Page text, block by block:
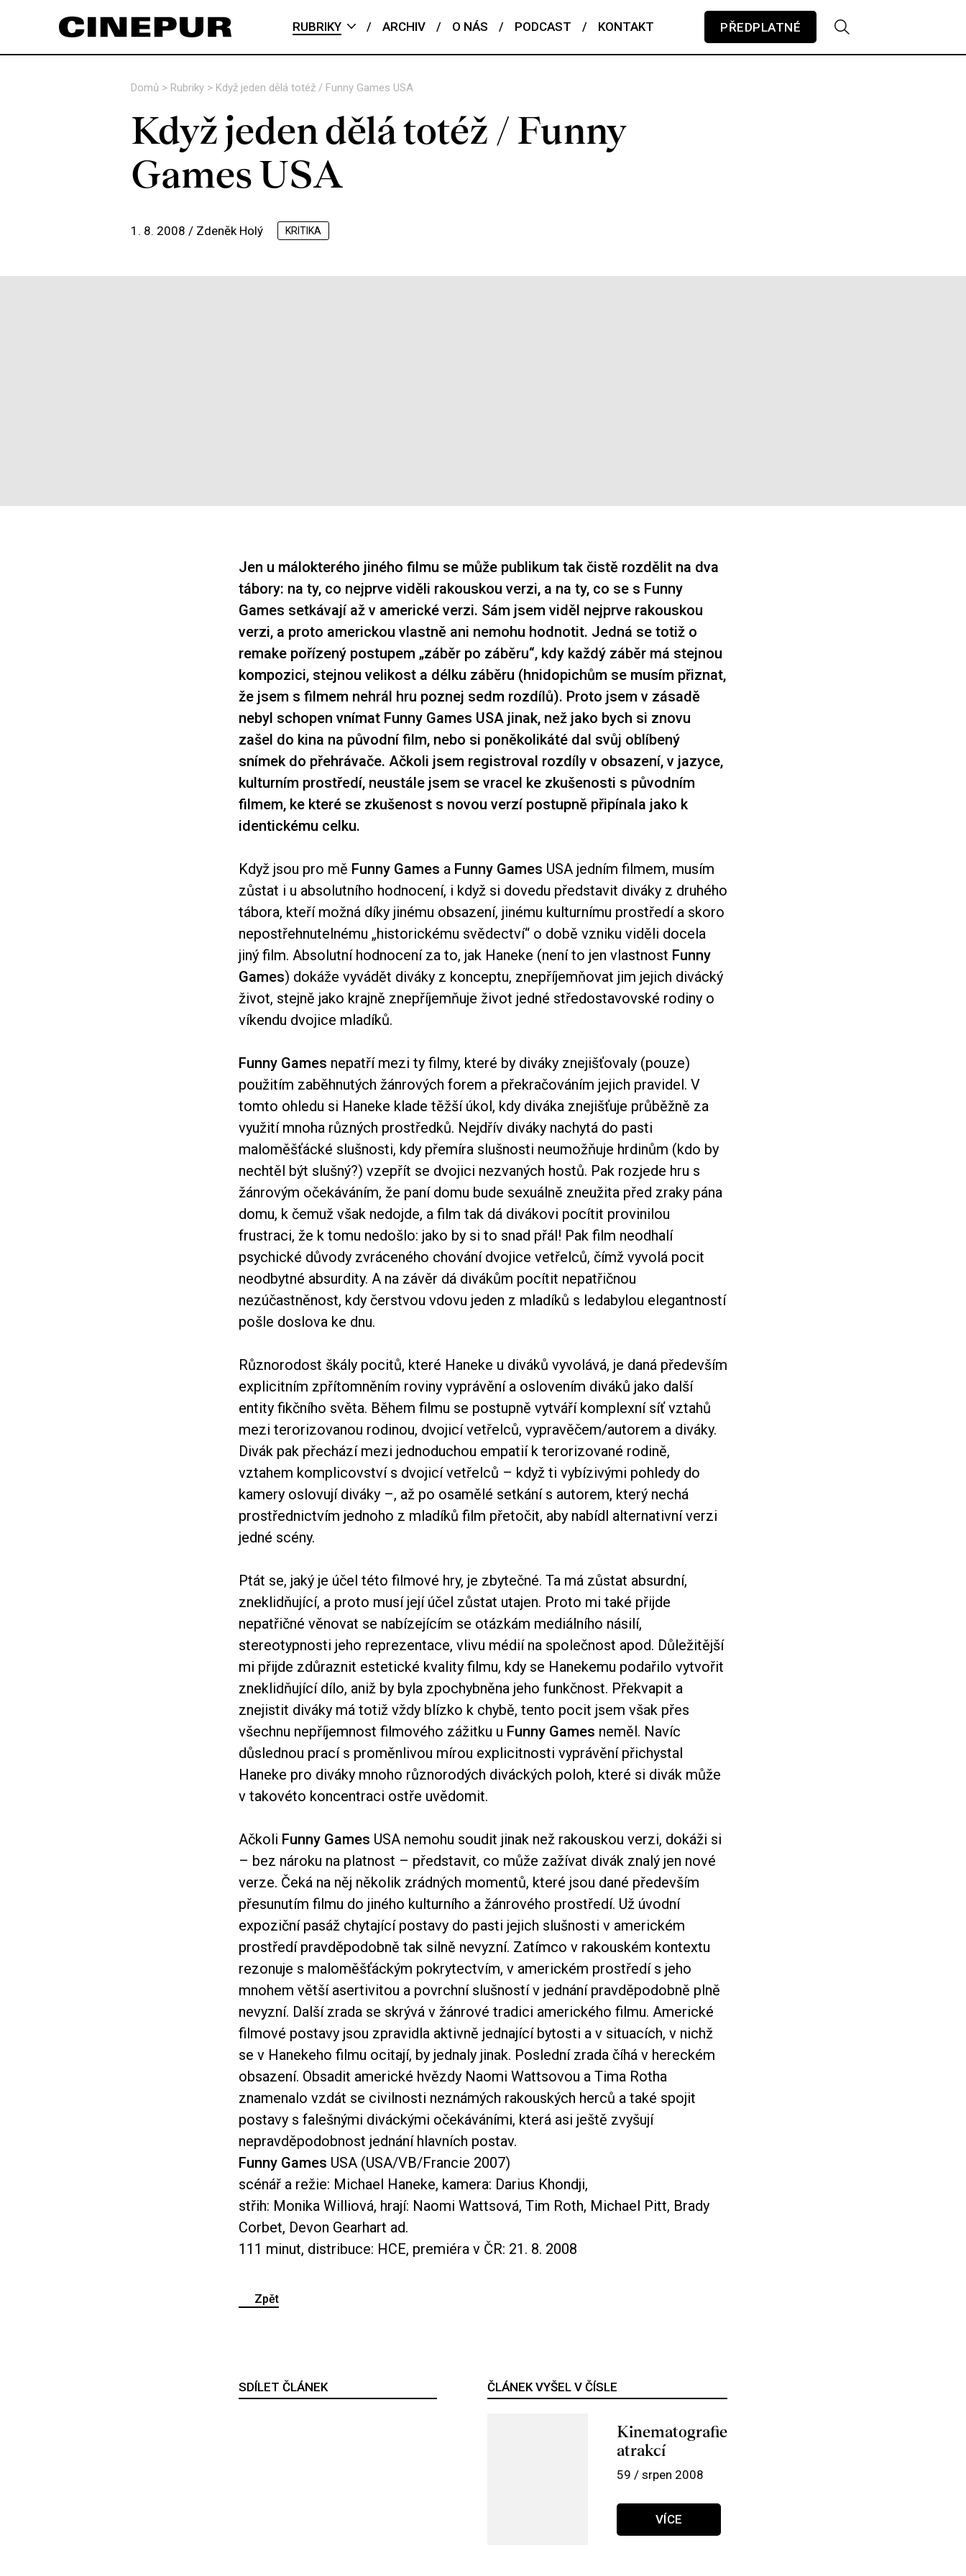
RUBRIKY / ARCHIV / O NÁS / PODCAST / KONTAKT PŘEDPLATNÉ
Domů > Rubriky > Když jeden dělá totéž / Funny Games USA
Když jeden dělá totéž / Funny
Games USA
1. 8. 2008 / Zdeněk Holý KRITIKA
Jen u málokterého jiného filmu se může publikum tak čistě rozdělit na dva
tábory: na ty, co nejprve viděli rakouskou verzi, a na ty, co se s Funny
Games setkávají až v americké verzi. Sám jsem viděl nejprve rakouskou
verzi, a proto americkou vlastně ani nemohu hodnotit. Jedná se totiž o
remake pořízený postupem „záběr po záběru“, kdy každý záběr má stejnou
kompozici, stejnou velikost a délku záběru (hnidopichům se musím přiznat,
že jsem s filmem nehrál hru poznej sedm rozdílů). Proto jsem v zásadě
nebyl schopen vnímat Funny Games USA jinak, než jako bych si znovu
zašel do kina na původní film, nebo si poněkolikáté dal svůj oblíbený
snímek do přehrávače. Ačkoli jsem registroval rozdíly v obsazení, v jazyce,
kulturním prostředí, neustále jsem se vracel ke zkušenosti s původním
filmem, ke které se zkušenost s novou verzí postupně připínala jako k
identickému celku.
Když jsou pro mě Funny Games a Funny Games USA jedním filmem, musím
zůstat i u absolutního hodnocení, i když si dovedu představit diváky z druhého
tábora, kteří možná díky jinému obsazení, jinému kulturnímu prostředí a skoro
nepostřehnutelnému „historickému svědectví“ o době vzniku viděli docela
jiný film. Absolutní hodnocení za to, jak Haneke (není to jen vlastnost Funny
Games) dokáže vyvádět diváky z konceptu, znepříjemňovat jim jejich divácký
život, stejně jako krajně znepříjemňuje život jedné středostavovské rodiny o
víkendu dvojice mladíků.
Funny Games nepatří mezi ty filmy, které by diváky znejišťovaly (pouze)
použitím zaběhnutých žánrových forem a překračováním jejich pravidel. V
tomto ohledu si Haneke klade těžší úkol, kdy diváka znejišťuje průběžně za
využití mnoha různých prostředků. Nejdřív diváky nachytá do pasti
maloměšťácké slušnosti, kdy přemíra slušnosti neumožňuje hrdinům (kdo by
nechtěl být slušný?) vzepřít se dvojici nezvaných hostů. Pak rozjede hru s
žánrovým očekáváním, že paní domu bude sexuálně zneužita před zraky pána
domu, k čemuž však nedojde, a film tak dá divákovi pocítit provinilou
frustraci, že k tomu nedošlo: jako by si to snad přál! Pak film neodhalí
psychické důvody zvráceného chování dvojice vetřelců, čímž vyvolá pocit
neodbytné absurdity. A na závěr dá divákům pocítit nepatřičnou
nezúčastněnost, kdy čerstvou vdovu jeden z mladíků s ledabylou elegantností
pošle doslova ke dnu.
Různorodost škály pocitů, které Haneke u diváků vyvolává, je daná především
explicitním zpřítomněním roviny vyprávění a oslovením diváků jako další
entity fikčního světa. Během filmu se postupně vytváří komplexní síť vztahů
mezi terorizovanou rodinou, dvojicí vetřelců, vypravěčem/autorem a diváky.
Divák pak přechází mezi jednoduchou empatií k terorizované rodině,
vztahem komplicovství s dvojicí vetřelců – když ti vybízivými pohledy do
kamery oslovují diváky –, až po osamělé setkání s autorem, který nechá
prostřednictvím jednoho z mladíků film přetočit, aby nabídl alternativní verzi
jedné scény.
Ptát se, jaký je účel této filmové hry, je zbytečné. Ta má zůstat absurdní,
zneklidňující, a proto musí její účel zůstat utajen. Proto mi také přijde
nepatřičné věnovat se nabízejícím se otázkám mediálního násilí,
stereotypnosti jeho reprezentace, vlivu médií na společnost apod. Důležitější
mi přijde zdůraznit estetické kvality filmu, kdy se Hanekemu podařilo vytvořit
zneklidňující dílo, aniž by byla zpochybněna jeho funkčnost. Překvapit a
znejistit diváky má totiž vždy blízko k chybě, tento pocit jsem však přes
všechnu nepříjemnost filmového zážitku u Funny Games neměl. Navíc
důslednou prací s proměnlivou mírou explicitnosti vyprávění přichystal
Haneke pro diváky mnoho různorodých diváckých poloh, které si divák může
v takovéto koncentraci ostře uvědomit.
Ačkoli Funny Games USA nemohu soudit jinak než rakouskou verzi, dokáži si
– bez nároku na platnost – představit, co může zažívat divák znalý jen nové
verze. Čeká na něj několik zrádných momentů, které jsou dané především
přesunutím filmu do jiného kulturního a žánrového prostředí. Už úvodní
expoziční pasáž chytající postavy do pasti jejich slušnosti v americkém
prostředí pravděpodobně tak silně nevyzní. Zatímco v rakouském kontextu
rezonuje s maloměšťáckým pokrytectvím, v americkém prostředí s jeho
mnohem větší asertivitou a povrchní slušností v jednání pravděpodobně plně
nevyzní. Další zrada se skrývá v žánrové tradici amerického filmu. Americké
filmové postavy jsou zpravidla aktivně jednající bytosti a v situacích, v nichž
se v Hanekeho filmu ocitají, by jednaly jinak. Poslední zrada číhá v hereckém
obsazení. Obsadit americké hvězdy Naomi Wattsovou a Tima Rotha
znamenalo vzdát se civilnosti neznámých rakouských herců a také spojit
postavy s falešnými diváckými očekáváními, která asi ještě zvyšují
nepravděpodobnost jednání hlavních postav.
Funny Games USA (USA/VB/Francie 2007)
scénář a režie: Michael Haneke, kamera: Darius Khondji,
střih: Monika Williová, hrají: Naomi Wattsová, Tim Roth, Michael Pitt, Brady
Corbet, Devon Gearhart ad.
111 minut, distribuce: HCE, premiéra v ČR: 21. 8. 2008
Zpět
SDÍLET ČLÁNEK ČLÁNEK VYŠEL V ČÍSLE
Kinematografie
atrakcí
59 / srpen 2008
VÍCE